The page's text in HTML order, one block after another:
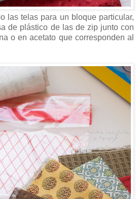
las telas para un bloque particular,
de plástico de las de zip junto con
o en acetato que corresponden al